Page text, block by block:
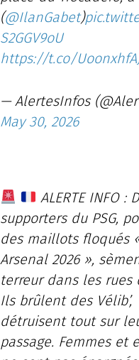
(@IlanGabet)
S2GGV9oU
https://t.co/
— AlertesInfos
May 30, 2026
ALERTE INFO :
supporters du PSG,
des maillots floqués
Arsenal 2026 »,
terreur dans les rues
Ils brûlent des Vélib’,
détruisent tout sur
passage. Femmes et